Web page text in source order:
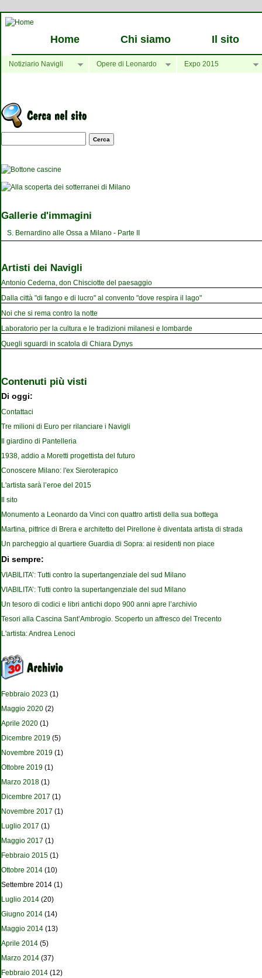
Home Chi siamo Il sito
Notiziario Navigli Opere di Leonardo Expo 2015
Maschera di ricerca
Gallerie d'immagini
S. Bernardino alle Ossa a Milano - Parte II
Artisti dei Navigli
Antonio Cederna, don Chisciotte del paesaggio
Dalla città "di fango e di lucro" al convento "dove respira il lago"
Noi che si rema contro la notte
Laboratorio per la cultura e le tradizioni milanesi e lombarde
Quegli sguardi in scatola di Chiara Dynys
Contenuti più visti
Di oggi:
Contattaci
Tre milioni di Euro per rilanciare i Navigli
Il giardino di Pantelleria
1938, addio a Moretti progettista del futuro
Conoscere Milano: l'ex Sieroterapico
L'artista sarà l’eroe del 2015
Il sito
Monumento a Leonardo da Vinci con quattro artisti della sua bottega
Martina, pittrice di Brera e architetto del Pirellone è diventata artista di strada
Un parcheggio al quartiere Guardia di Sopra: ai residenti non piace
Di sempre:
VIABILITA’: Tutti contro la supertangenziale del sud Milano
VIABILITA’: Tutti contro la supertangenziale del sud Milano
Un tesoro di codici e libri antichi dopo 900 anni apre l’archivio
Tesori alla Cascina Sant’Ambrogio. Scoperto un affresco del Trecento
L'artista: Andrea Lenoci
Febbraio 2023 (1)
Maggio 2020 (2)
Aprile 2020 (1)
Dicembre 2019 (5)
Novembre 2019 (1)
Ottobre 2019 (1)
Marzo 2018 (1)
Dicembre 2017 (1)
Novembre 2017 (1)
Luglio 2017 (1)
Maggio 2017 (1)
Febbraio 2015 (1)
Ottobre 2014 (10)
Settembre 2014 (1)
Luglio 2014 (20)
Giugno 2014 (14)
Maggio 2014 (13)
Aprile 2014 (5)
Marzo 2014 (37)
Febbraio 2014 (12)